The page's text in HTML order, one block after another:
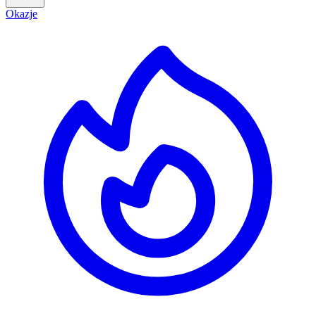
Okazje